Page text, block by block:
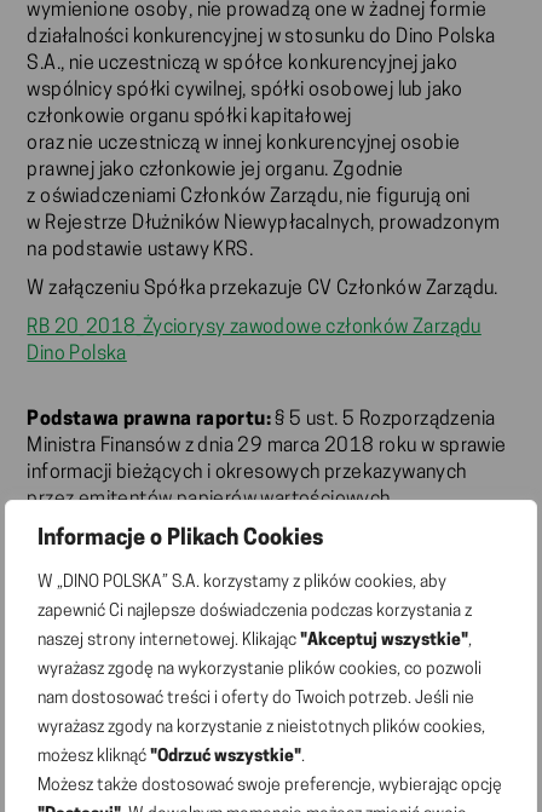
Informacje o Plikach Cookies
W „DINO POLSKA” S.A. korzystamy z plików cookies, aby
zapewnić Ci najlepsze doświadczenia podczas korzystania z
naszej strony internetowej. Klikając "Akceptuj wszystkie",
wyrażasz zgodę na wykorzystanie plików cookies, co pozwoli
nam dostosować treści i oferty do Twoich potrzeb. Jeśli nie
wyrażasz zgody na korzystanie z nieistotnych plików cookies,
możesz kliknąć "Odrzuć wszystkie".
Możesz także dostosować swoje preferencje, wybierając opcję
wymienione osoby, nie prowadzą one w żadnej formie
działalności konkurencyjnej w stosunku do Dino Polska
S.A., nie uczestniczą w spółce konkurencyjnej jako
wspólnicy spółki cywilnej, spółki osobowej lub jako
członkowie organu spółki kapitałowej
oraz nie uczestniczą w innej konkurencyjnej osobie
prawnej jako członkowie jej organu. Zgodnie
z oświadczeniami Członków Zarządu, nie figurują oni
w Rejestrze Dłużników Niewypłacalnych, prowadzonym
na podstawie ustawy KRS.
W załączeniu Spółka przekazuje CV Członków Zarządu.
RB 20_2018_Życiorysy zawodowe członków Zarządu
Dino Polska
Podstawa prawna raportu:§ 5 ust. 5 Rozporządzenia
Ministra Finansów z dnia 29 marca 2018 roku w sprawie
informacji bieżących i okresowych przekazywanych
przez emitentów papierów wartościowych
oraz warunków uznawania za równoważne informacji
wymaganych przepisami prawa państwa niebędącego
państwem członkowskim